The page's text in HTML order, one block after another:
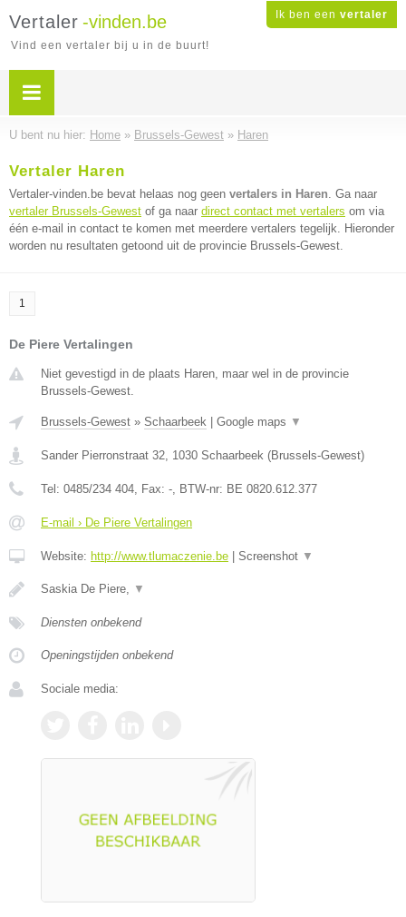
Ik ben een vertaler
Vertaler -vinden.be
Vind een vertaler bij u in de buurt!
U bent nu hier: Home » Brussels-Gewest » Haren
Vertaler Haren
Vertaler-vinden.be bevat helaas nog geen vertalers in Haren. Ga naar
vertaler Brussels-Gewest of ga naar direct contact met vertalers om via
één e-mail in contact te komen met meerdere vertalers tegelijk. Hieronder
worden nu resultaten getoond uit de provincie Brussels-Gewest.
1
De Piere Vertalingen
Niet gevestigd in de plaats Haren, maar wel in de provincie
Brussels-Gewest.
Brussels-Gewest » Schaarbeek Google maps ▼
Sander Pierronstraat 32, 1030 Schaarbeek (Brussels-Gewest)
Tel: 0485/234 404, Fax: -, BTW-nr: BE 0820.612.377
E-mail › De Piere Vertalingen
Website: http://www.tlumaczenie.be Screenshot ▼
Saskia De Piere, ▼
Diensten onbekend
Openingstijden onbekend
Sociale media: